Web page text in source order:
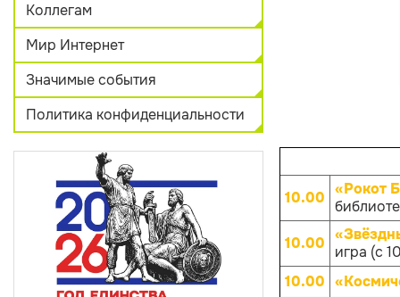
Коллегам
Мир Интернет
Значимые события
Политика конфиденциальности
10.00 «Рокот
10.00
игра (с
10.00